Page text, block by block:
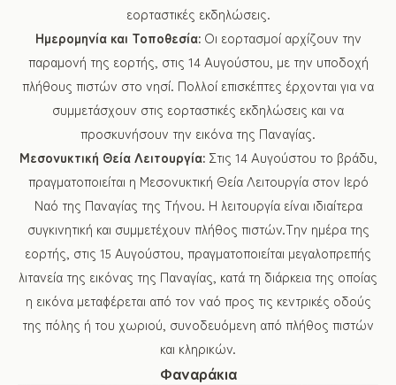
εορταστικές εκδηλώσεις.
Ημερομηνία και Τοποθεσία: Οι εορτασμοί αρχίζουν την
παραμονή της εορτής, στις 14 Αυγούστου, με την υποδοχή
πλήθους πιστών στο νησί. Πολλοί επισκέπτες έρχονται για να
συμμετάσχουν στις εορταστικές εκδηλώσεις και να
προσκυνήσουν την εικόνα της Παναγίας.
Μεσονυκτική Θεία Λειτουργία:Στις 14 Αυγούστου το βράδυ,
πραγματοποιείται η Μεσονυκτική Θεία Λειτουργία στον Ιερό
Ναό της Παναγίας της Τήνου. Η λειτουργία είναι ιδιαίτερα
συγκινητική και συμμετέχουν πλήθος πιστών.Την ημέρα της
εορτής, στις 15 Αυγούστου, πραγματοποιείται μεγαλοπρεπής
λιτανεία της εικόνας της Παναγίας, κατά τη διάρκεια της οποίας
η εικόνα μεταφέρεται από τον ναό προς τις κεντρικές οδούς
της πόλης ή του χωριού, συνοδευόμενη από πλήθος πιστών
και κληρικών.
Φαναράκια